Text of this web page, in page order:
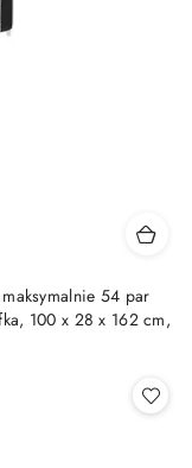
54 par
100 x 28 x 162 cm,